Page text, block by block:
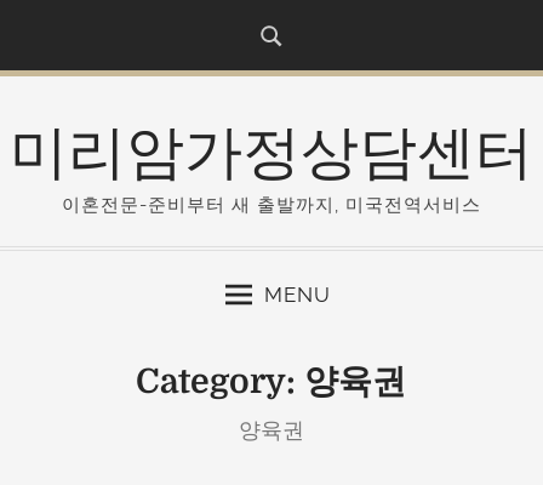
i
미리암가정상담센터
이혼전문-준비부터 새 출발까지, 미국전역서비스
MENU
Category: 양육권
양육권